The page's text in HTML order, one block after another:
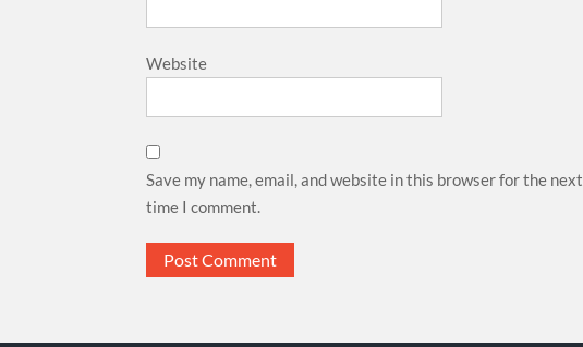
Website
Save my name, email, and website in this browser for the next
time I comment.